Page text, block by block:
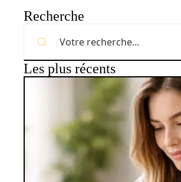
Recherche
Les plus récents